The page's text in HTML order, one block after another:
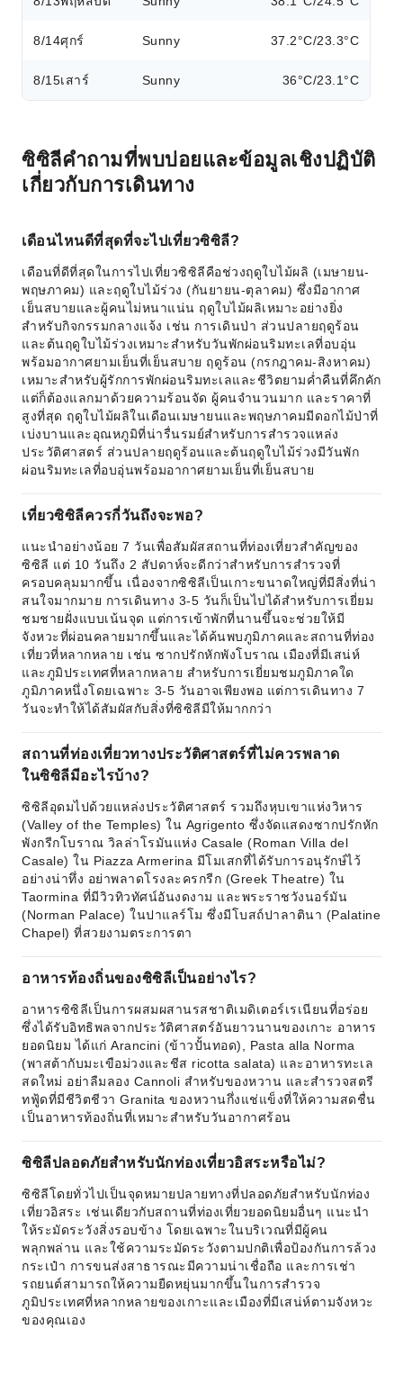
8/14ศุกร์ Sunny 37.2°C/23.3°C
8/15เสาร์ Sunny 36°C/23.1°C
ซิซิลีคำถามที่พบบ่อยและข้อมูลเชิงปฏิบัติ
เกี่ยวกับการเดินทาง
เดือนไหนดีที่สุดที่จะไปเที่ยวซิซิลี?
เดือนที่ดีที่สุดในการไปเที่ยวซิซิลีคือช่วงฤดูใบไม้ผลิ (เมษายน-
พฤษภาคม) และฤดูใบไม้ร่วง (กันยายน-ตุลาคม) ซึ่งมีอากาศ
เย็นสบายและผู้คนไม่หนาแน่น ฤดูใบไม้ผลิเหมาะอย่างยิ่ง
สำหรับกิจกรรมกลางแจ้ง เช่น การเดินป่า ส่วนปลายฤดูร้อน
และต้นฤดูใบไม้ร่วงเหมาะสำหรับวันพักผ่อนริมทะเลที่อบอุ่น
พร้อมอากาศยามเย็นที่เย็นสบาย ฤดูร้อน (กรกฎาคม-สิงหาคม)
เหมาะสำหรับผู้รักการพักผ่อนริมทะเลและชีวิตยามค่ำคืนที่คึกคัก
แต่ก็ต้องแลกมาด้วยความร้อนจัด ผู้คนจำนวนมาก และราคาที่
สูงที่สุด ฤดูใบไม้ผลิในเดือนเมษายนและพฤษภาคมมีดอกไม้ป่าที่
เบ่งบานและอุณหภูมิที่น่ารื่นรมย์สำหรับการสำรวจแหล่ง
ประวัติศาสตร์ ส่วนปลายฤดูร้อนและต้นฤดูใบไม้ร่วงมีวันพัก
ผ่อนริมทะเลที่อบอุ่นพร้อมอากาศยามเย็นที่เย็นสบาย
เที่ยวซิซิลีควรกี่วันถึงจะพอ?
แนะนำอย่างน้อย 7 วันเพื่อสัมผัสสถานที่ท่องเที่ยวสำคัญของ
ซิซิลี แต่ 10 วันถึง 2 สัปดาห์จะดีกว่าสำหรับการสำรวจที่
ครอบคลุมมากขึ้น เนื่องจากซิซิลีเป็นเกาะขนาดใหญ่ที่มีสิ่งที่น่า
สนใจมากมาย การเดินทาง 3-5 วันก็เป็นไปได้สำหรับการเยี่ยม
ชมชายฝั่งแบบเน้นจุด แต่การเข้าพักที่นานขึ้นจะช่วยให้มี
จังหวะที่ผ่อนคลายมากขึ้นและได้ค้นพบภูมิภาคและสถานที่ท่อง
เที่ยวที่หลากหลาย เช่น ซากปรักหักพังโบราณ เมืองที่มีเสน่ห์
และภูมิประเทศที่หลากหลาย สำหรับการเยี่ยมชมภูมิภาคใด
ภูมิภาคหนึ่งโดยเฉพาะ 3-5 วันอาจเพียงพอ แต่การเดินทาง 7
วันจะทำให้ได้สัมผัสกับสิ่งที่ซิซิลีมีให้มากกว่า
สถานที่ท่องเที่ยวทางประวัติศาสตร์ที่ไม่ควรพลาด
ในซิซิลีมีอะไรบ้าง?
ซิซิลีอุดมไปด้วยแหล่งประวัติศาสตร์ รวมถึงหุบเขาแห่งวิหาร
(Valley of the Temples) ใน Agrigento ซึ่งจัดแสดงซากปรักหัก
พังกรีกโบราณ วิลล่าโรมันแห่ง Casale (Roman Villa del
Casale) ใน Piazza Armerina มีโมเสกที่ได้รับการอนุรักษ์ไว้
อย่างน่าทึ่ง อย่าพลาดโรงละครกรีก (Greek Theatre) ใน
Taormina ที่มีวิวทิวทัศน์อันงดงาม และพระราชวังนอร์มัน
(Norman Palace) ในปาแลร์โม ซึ่งมีโบสถ์ปาลาตินา (Palatine
Chapel) ที่สวยงามตระการตา
อาหารท้องถิ่นของซิซิลีเป็นอย่างไร?
อาหารซิซิลีเป็นการผสมผสานรสชาติเมดิเตอร์เรเนียนที่อร่อย
ซึ่งได้รับอิทธิพลจากประวัติศาสตร์อันยาวนานของเกาะ อาหาร
ยอดนิยม ได้แก่ Arancini (ข้าวปั้นทอด), Pasta alla Norma
(พาสต้ากับมะเขือม่วงและชีส ricotta salata) และอาหารทะเล
สดใหม่ อย่าลืมลอง Cannoli สำหรับของหวาน และสำรวจสตรี
ทฟู้ดที่มีชีวิตชีวา Granita ของหวานกึ่งแช่แข็งที่ให้ความสดชื่น
เป็นอาหารท้องถิ่นที่เหมาะสำหรับวันอากาศร้อน
ซิซิลีปลอดภัยสำหรับนักท่องเที่ยวอิสระหรือไม่?
ซิซิลีโดยทั่วไปเป็นจุดหมายปลายทางที่ปลอดภัยสำหรับนักท่อง
เที่ยวอิสระ เช่นเดียวกับสถานที่ท่องเที่ยวยอดนิยมอื่นๆ แนะนำ
ให้ระมัดระวังสิ่งรอบข้าง โดยเฉพาะในบริเวณที่มีผู้คน
พลุกพล่าน และใช้ความระมัดระวังตามปกติเพื่อป้องกันการล้วง
กระเป๋า การขนส่งสาธารณะมีความน่าเชื่อถือ และการเช่า
รถยนต์สามารถให้ความยืดหยุ่นมากขึ้นในการสำรวจ
ภูมิประเทศที่หลากหลายของเกาะและเมืองที่มีเสน่ห์ตามจังหวะ
ของคุณเอง